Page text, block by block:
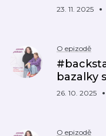
23. 11. 2025
O epizodě
bazalky
26. 10. 2025
O epizodě